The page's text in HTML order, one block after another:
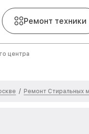
Ремонт техники
центра
/ Ремонт Стиральных